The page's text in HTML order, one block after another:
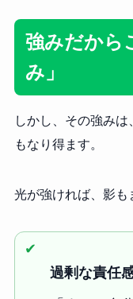
強みだから
み」
しかし、その強み
もなり得ます。
光が強ければ、影も
✔︎
過剰な責任